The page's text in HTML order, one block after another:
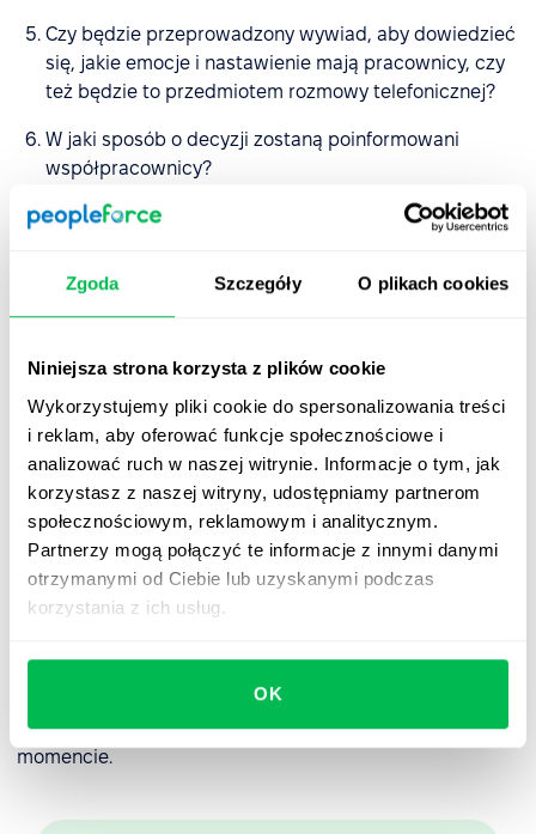
Zgoda Szczegóły O plikach cookies
Niniejsza strona korzysta z plików cookie
Wykorzystujemy pliki cookie do spersonalizowania treści
i reklam, aby oferować funkcje społecznościowe i
analizować ruch w naszej witrynie. Informacje o tym, jak
korzystasz z naszej witryny, udostępniamy partnerom
społecznościowym, reklamowym i analitycznym.
Partnerzy mogą połączyć te informacje z innymi danymi
otrzymanymi od Ciebie lub uzyskanymi podczas
korzystania z ich usług.
OK
Czy będzie przeprowadzony wywiad, aby dowiedzieć
się, jakie emocje i nastawienie mają pracownicy, czy
też będzie to przedmiotem rozmowy telefonicznej?
W jaki sposób o decyzji zostaną poinformowani
współpracownicy?
Kto będzie wykonywał obowiązki pracownika po
Ile czasu zajmie dokonanie wszystkich płatności i
sprawdzenie, czy nie ma żadnych długów wobec
Jakie informacje należy uzyskać od mojego
współpracownika (np. jakie projekty nie zostały
zamknięte, co planuje zrobić przed odejściem)?
Czy konieczne jest zorganizowanie imprezy
pożegnalnej?
Zadaniem firmy jest zorganizowanie procesu zwalniania
pracownika w taki sposób, aby przebiegał on bez
możliwość utworzenia listy kontrolnej działań,
zautomatyzowania jej i uruchomienia w odpowiednim
momencie.